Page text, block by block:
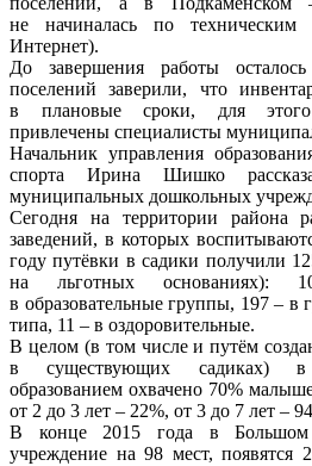
не начиналась по техническим
Интернет).
До завершения работы
поселений заверили, что
в плановые сроки, для этого
привлечены специалисты
Начальник управления
спорта Ирина Шишко
муниципальных дошкольных
Сегодня на территории района
заведений, в которых
году путёвки в садики получили
на льготных основаниях):
в образовательные группы, 197 –
типа, 11 – в оздоровительные.
В целом (в том числе и путём
в существующих садиках)
образованием охвачено 70%
от 2 до 3 лет – 22%, от 3 до 7 лет –
В конце 2015 года в Большом
учреждение на 98 мест, появятся